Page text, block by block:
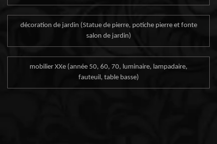
décoration de jardin (Statue de pierre, potiche pierre et fonte
salon de jardin)
mobilier XXe (année 50, 60, 70, luminaire, lampadaire,
fauteuil, table basse)